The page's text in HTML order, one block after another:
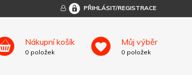
PŘIHLÁSIT/REGISTRACE
Nákupní košík
0 položek
Můj výběr
0 položek